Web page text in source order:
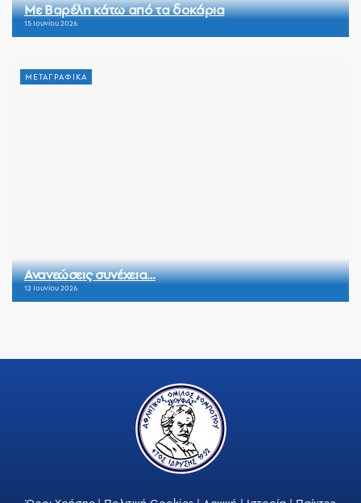
Με Βαρέλη κάτω από τα δοκάρια
15 Ιουνίου 2026
ΜΕΤΑΓΡΑΦΙΚΑ
Ανανεώσεις συνέχεια…
12 Ιουνίου 2026